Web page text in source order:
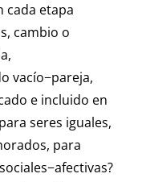
cada etapa
cambio o
vacío−pareja,
e incluido en
seres iguales,
para